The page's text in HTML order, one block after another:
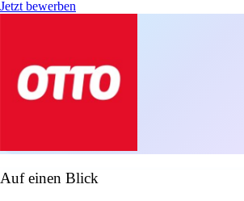
Jetzt bewerben
Auf einen Blick